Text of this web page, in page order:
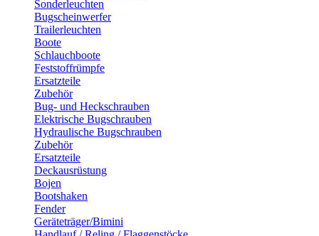
Sonderleuchten
Bugscheinwerfer
Trailerleuchten
Boote
Schlauchboote
Feststoffrümpfe
Ersatzteile
Zubehör
Bug- und Heckschrauben
Elektrische Bugschrauben
Hydraulische Bugschrauben
Zubehör
Ersatzteile
Deckausrüstung
Bojen
Bootshaken
Fender
Geräteträger/Bimini